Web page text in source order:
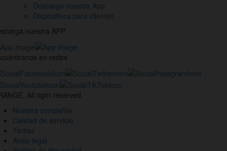
Descarga nuestra App
Dispositivos para clientes
nuestra APP
en redes
All right reserved
Nuestra compañía
Calidad de servicio
Tarifas
Aviso legal